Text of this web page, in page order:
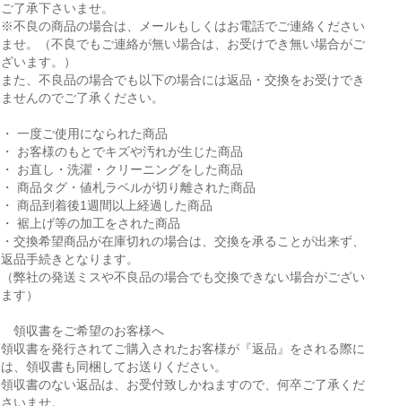
ご了承下さいませ。
※不良の商品の場合は、メールもしくはお電話でご連絡ください
ませ。（不良でもご連絡が無い場合は、お受けでき無い場合がご
ざいます。）
また、不良品の場合でも以下の場合には返品・交換をお受けでき
ませんのでご了承ください。
・ 一度ご使用になられた商品
・ お客様のもとでキズや汚れが生じた商品
・ お直し・洗濯・クリーニングをした商品
・ 商品タグ・値札ラベルが切り離された商品
・ 商品到着後1週間以上経過した商品
・ 裾上げ等の加工をされた商品
・交換希望商品が在庫切れの場合は、交換を承ることが出来ず、
返品手続きとなります。
（弊社の発送ミスや不良品の場合でも交換できない場合がござい
ます）
領収書をご希望のお客様へ
領収書を発行されてご購入されたお客様が『返品』をされる際に
は、領収書も同梱してお送りください。
領収書のない返品は、お受付致しかねますので、何卒ご了承くだ
さいませ。